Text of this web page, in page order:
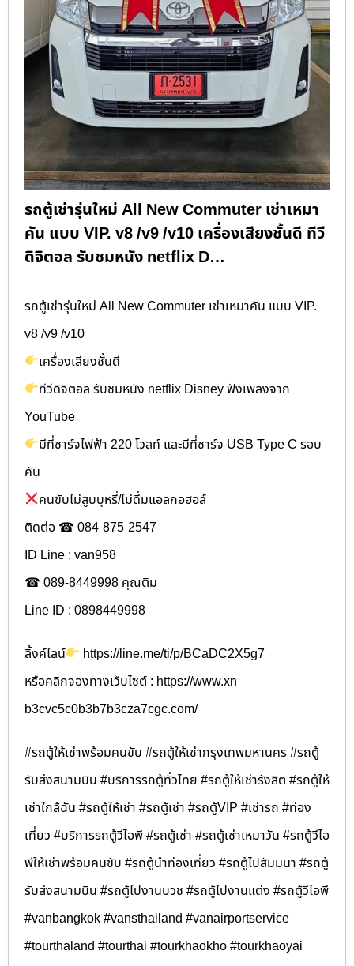
รถตู้เช่ารุ่นใหม่ All New Commuter เช่าเหมา
คัน แบบ VIP. v8 /v9 /v10 เครื่องเสียงชั้นดี ทีวี
ดิจิตอล รับชมหนัง netflix D…
รถตู้เช่ารุ่นใหม่ All New Commuter เช่าเหมาคัน แบบ VIP.
v8 /v9 /v10
เครื่องเสียงชั้นดี
ทีวีดิจิตอล รับชมหนัง netflix Disney ฟังเพลงจาก
YouTube
มีที่ชาร์จไฟฟ้า 220 โวลท์ และมีที่ชาร์จ USB Type C รอบ
คัน
คนขับไม่สูบบุหรี่/ไม่ดื่มแอลกอฮอล์
ติดต่อ ☎ 084-875-2547
ID Line : van958
☎ 089-8449998 คุณติม
Line ID : 0898449998
ลิ้งค์ไลน์
https://line.me/ti/p/BCaDC2X5g7
หรือคลิกจองทางเว็บไซต์ : https://www.xn--
b3cvc5c0b3b7b3cza7cgc.com/
#รถตู้ให้เช่าพร้อมคนขับ #รถตู้ให้เช่ากรุงเทพมหานคร #รถตู้
รับส่งสนามบิน #บริการรถตู้ทั่วไทย #รถตู้ให้เช่ารังสิต #รถตู้ให้
เช่าใกล้ฉัน #รถตู้ให้เช่า #รถตู้เช่า #รถตู้VIP #เช่ารถ #ท่อง
เที่ยว #บริการรถตู้วีไอพี #รถตู้เช่า #รถตู้เช่าเหมาวัน #รถตู้วีไอ
พีให้เช่าพร้อมคนขับ #รถตู้นำท่องเที่ยว #รถตู้ไปสัมมนา #รถตู้
รับส่งสนามบิน #รถตู้ไปงานบวช #รถตู้ไปงานแต่ง #รถตู้วีไอพี
#vanbangkok #vansthailand #vanairportservice
#tourthaland #tourthai #tourkhaokho #tourkhaoyai